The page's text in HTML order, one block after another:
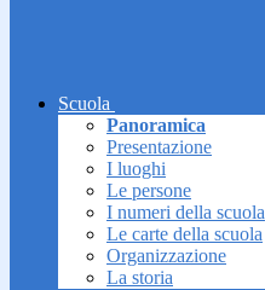
Scuola
Panoramica
Presentazione
I luoghi
Le persone
I numeri della scuola
Le carte della scuola
Organizzazione
La storia